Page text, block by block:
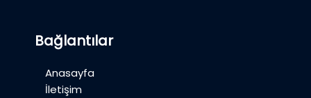
Bağlantılar
Anasayfa
İletişim